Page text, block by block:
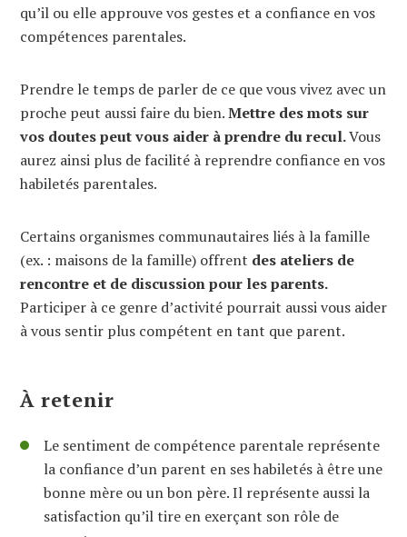
qu’il ou elle approuve vos gestes et a confiance en vos
compétences parentales.
Prendre le temps de parler de ce que vous vivez avec un
proche peut aussi faire du bien.Mettre des mots sur
vos doutes peut vous aider à prendre du recul.Vous
aurez ainsi plus de facilité à reprendre confiance en vos
habiletés parentales.
Certains organismes communautaires liés à la famille
(ex. : maisons de la famille) offrent des ateliers de
rencontre et de discussion pour les parents.
Participer à ce genre d’activité pourrait aussi vous aider
à vous sentir plus compétent en tant que parent.
À retenir
Le sentiment de compétence parentale représente
la confiance d’un parent en ses habiletés à être une
bonne mère ou un bon père. Il représente aussi la
satisfaction qu’il tire en exerçant son rôle de